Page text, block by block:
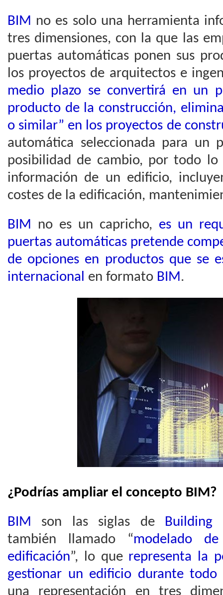
BIM no es solo una herramienta
tres dimensiones, con la que las
puertas automáticas ponen sus
los proyectos de arquitectos e
medio plazo se convertirá en un
producto de la construcción,
o similar” en los proyectos de
automática seleccionada para un
posibilidad de cambio, por todo
información de un edificio,
costes de la edificación,
BIM no es un capricho, es un
puertas automáticas pretende
de opciones en productos que se
internacional en formato BIM.
¿Podrías ampliar el concepto BIM?
BIM son las siglas de Building
también llamado “modelado
edificación”, lo que representa la
gestionar un edificio durante
una representación en tres